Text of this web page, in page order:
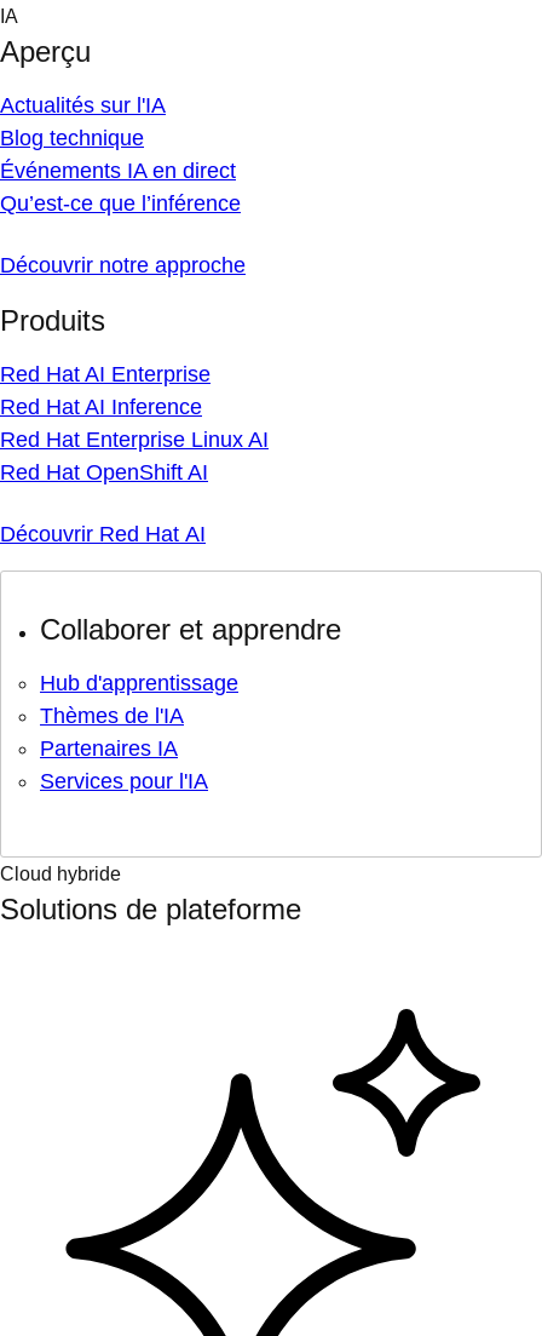
Skip
content
IA
Aperçu
Actualités sur l'IA
Blog technique
Événements IA en direct
Qu’est-ce que l’inférence
Découvrir notre approche
Produits
Red Hat AI Enterprise
Red Hat AI Inference
Red Hat Enterprise Linux AI
Red Hat OpenShift AI
Découvrir Red Hat AI
Collaborer et apprendre
Hub d'apprentissage
Thèmes de l'IA
Partenaires IA
Services pour l'IA
Cloud hybride
Solutions de plateforme